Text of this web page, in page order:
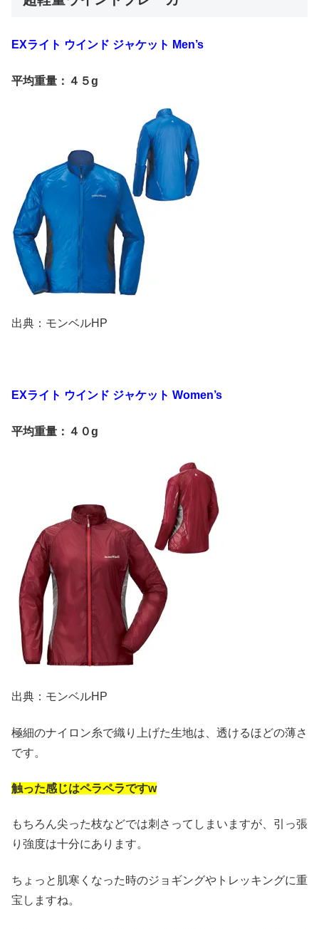
EXライト ウインド ジャケット Men’s
平均重量：４５g
出典：モンベルHP
EXライト ウインド ジャケット Women’s
平均重量：４０g
出典：モンベルHP
極細のナイロン糸で織り上げた生地は、透けるほどの薄さ
です。
触った感じはペラペラですw
もちろん尖った枝などでは刺さってしまいますが、引っ張
り強度は十分にあります。
ちょっと肌寒くなった時のジョギングやトレッキングに重
宝しますね。